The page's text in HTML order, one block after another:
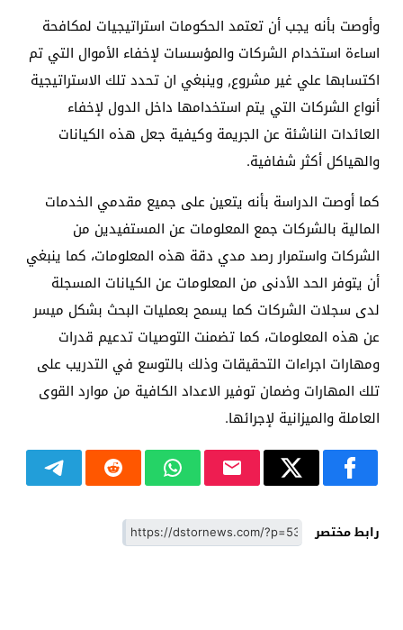
وأوصت بأنه يجب أن تعتمد الحكومات استراتيجيات لمكافحة
اساءة استخدام الشركات والمؤسسات لإخفاء الأموال التي تم
اكتسابها علي غير مشروع, وينبغي ان تحدد تلك الاستراتيجية
أنواع الشركات التي يتم استخدامها داخل الدول لإخفاء
العائدات الناشئة عن الجريمة وكيفية جعل هذه الكيانات
والهياكل أكثر شفافية.
كما أوصت الدراسة بأنه يتعين على جميع مقدمي الخدمات
المالية بالشركات جمع المعلومات عن المستفيدين من
الشركات واستمرار رصد مدي دقة هذه المعلومات، كما ينبغي
أن يتوفر الحد الأدنى من المعلومات عن الكيانات المسجلة
لدى سجلات الشركات كما يسمح بعمليات البحث بشكل ميسر
عن هذه المعلومات، كما تضمنت التوصيات تدعيم قدرات
ومهارات اجراءات التحقيقات وذلك بالتوسع في التدريب على
تلك المهارات وضمان توفير الاعداد الكافية من موارد القوى
العاملة والميزانية لإجرائها.
رابط مختصر